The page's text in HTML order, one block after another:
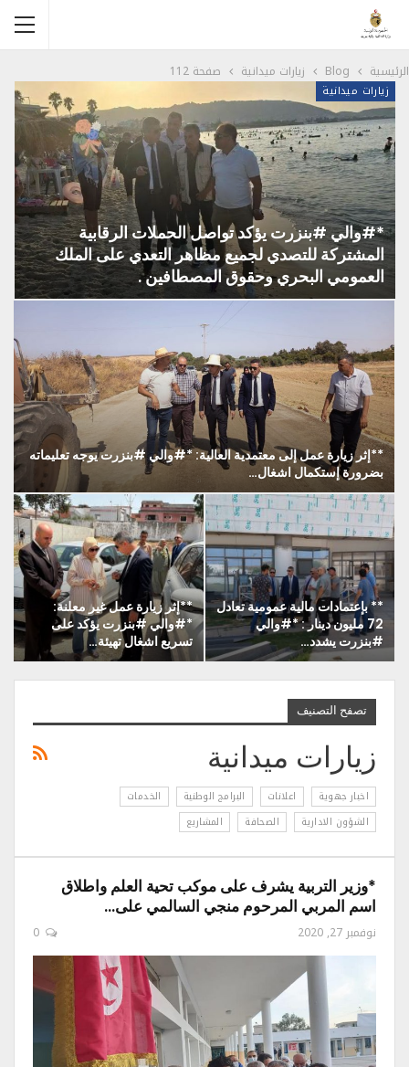
الرئيسية Blog زيارات ميدانية صفحة 112
زيارات ميدانية
*#والي #بنزرت يؤكد تواصل الحملات الرقابية
المشتركة للتصدي لجميع مظاهر التعدي على الملك
العمومي البحري وحقوق المصطافين .
**إثر زيارة عمل إلى معتمدية العالية: *#والي #بنزرت يوجه تعليماته
بضرورة إستكمال اشغال…
** بإعتمادات مالية عمومية تعادل
72 مليون دينار : *#والي
#بنزرت يشدد…
**إثر زيارة عمل غير معلنة:
*#والي #بنزرت يؤكد على
تسريع اشغال تهيئة…
تصفح التصنيف
زيارات ميدانية
اخبار جهوية اعلانات البرامج الوطنية
الخدمات
الشؤون الادارية
الصحافة المشاريع
*وزير التربية يشرف على موكب تحية العلم واطلاق
اسم المربي المرحوم منجي السالمي على…
نوفمبر 27, 2020